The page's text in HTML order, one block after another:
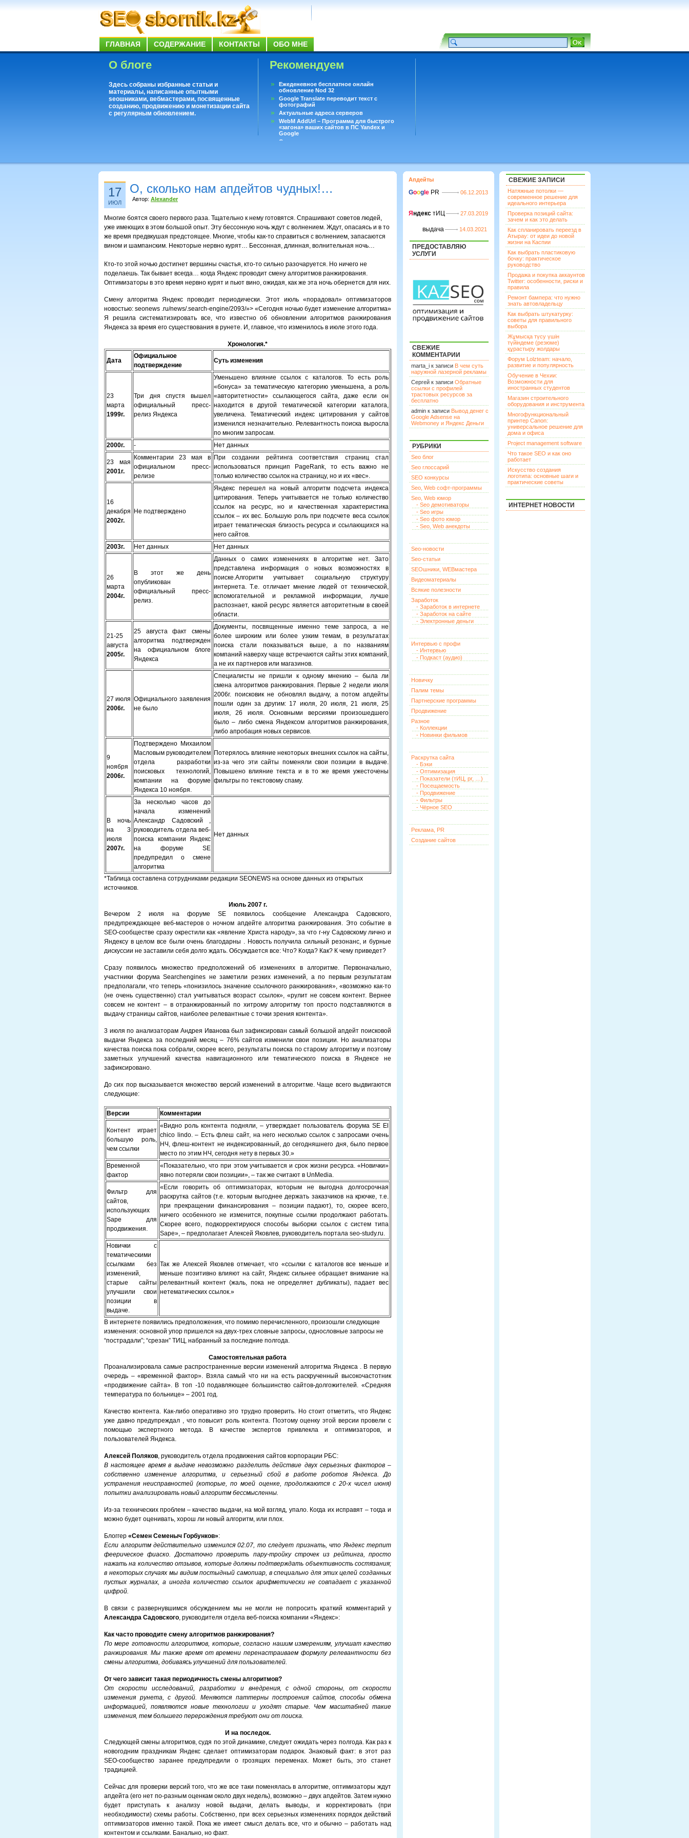
ГЛАВНАЯ СОДЕРЖАНИЕ КОНТАКТЫ ОБО МНЕ
О блоге
Здесь собраны избранные статьи и
материалы, написанные опытными
seoшниками, вебмастерами, посвященные
созданию, продвижению и монетизации сайта
с регулярным обновлением.
Рекомендуем
Ежеденевное бесплатное онлайн
обновление Nod 32
Google Translate переводит текст с
фотографий
Актуальные адреса серверов
WebM AddUrl – Программа для быстрого
«загона» ваших сайтов в ПС Yandex и
Google
Существует вопросы, на которые не может
17
ИЮЛ
О, сколько нам апдейтов чудных!…
Автор: Alexander
Многие боятся своего первого раза. Тщательно к нему готовятся. Спрашивают советов людей,
уже имеющих в этом большой опыт. Эту бессонную ночь ждут с волнением. Ждут, опасаясь и в то
же время предвкушая предстоящее. Многие, чтобы как-то справиться с волнением, запасаются
вином и шампанским. Некоторые нервно курят… Бессонная, длинная, волнительная ночь…
Кто-то этой ночью достигнет вершины счастья, кто-то сильно разочаруется. Но ничего не
поделаешь. Так бывает всегда… когда Яндекс проводит смену алгоритмов ранжирования.
Оптимизаторы в это время нервно курят и пьют вино, ожидая, как же эта ночь обернется для них.
Смену алгоритма Яндекс проводит периодически. Этот июль «порадовал» оптимизаторов
новостью: seonews .ru/news/.search-engine/2093/»> «Сегодня ночью будет изменение алгоритма»
Я решила систематизировать все, что известно об обновлении алгоритмов ранжирования
Яндекса за время его существования в рунете. И, главное, что изменилось в июле этого года.
Хронология.*
Дата
Официальное
подтверждение
Суть изменения
23
марта
1999г.
Три дня спустя вышел
официальный пресс-
релиз Яндекса
Уменьшено влияние ссылок с каталогов. То есть роль
«бонуса» за тематическую категорию уменьшена, а роль
«авторитетности» ссылающегося сайта, даже если он
находится в другой тематической категории каталога,
увеличена. Тематический индекс цитирования у сайтов
изменился незначительно. Релевантность поиска выросла
по многим запросам.
2000г.
- Нет данных
23 мая
2001г.
Комментарии 23 мая в
официальном пресс-
релизе
При создании рейтинга соответствия страниц стал
использоваться принцип PageRank, то есть важно не
только количество ссылок на страницу, но и их «вес».
16
декабря
2002г.
Не подтверждено
Яндекс перешел на новый алгоритм подсчета индекса
цитирования. Теперь учитывается не только количество
ссылок на ресурс, но и качественная характеристика
ссылок – их вес. Большую роль при подсчете веса ссылок
играет тематическая близость ресурса и ссылающихся на
него сайтов.
2003г.
Нет данных Нет данных
26
марта
2004г.
В этот же день
опубликован
официальный пресс-
релиз.
Данных о самих изменениях в алгоритме нет. Зато
представлена информация о новых возможностях в
поиске.Алгоритм учитывает социальную структуру
интернета. Т.е. отличает мнение людей от технической,
вспомогательной и рекламной информации, лучше
распознает, какой ресурс является авторитетным в своей
области.
21-25
августа
2005г.
25 августа факт смены
алгоритма подтвержден
на официальном блоге
Яндекса
Документы, посвященные именно теме запроса, а не
более широким или более узким темам, в результатах
поиска стали показываться выше, а по названиям
компаний наверху чаще встречаются сайты этих компаний,
а не их партнеров или магазинов.
27 июля
2006г.
Официального заявления
не было
Специалисты не пришли к одному мнению – была ли
смена алгоритмов ранжирования. Первые 2 недели июля
2006г. поисковик не обновлял выдачу, а потом апдейты
пошли один за другим: 17 июля, 20 июля, 21 июля, 25
июля, 26 июля. Основными версиями произошедшего
было – либо смена Яндексом алгоритмов ранжирования,
либо апробация новых сервисов.
9
ноября
2006г.
Подтверждено Михаилом
Масловым руководителем
отдела разработки
поисковых технологий,
компании на форуме
Яндекса 10 ноября.
Потерялось влияние некоторых внешних ссылок на сайты,
из-за чего эти сайты поменяли свои позиции в выдаче.
Повышено влияние текста и в то же время ужесточены
фильтры по текстовому спаму.
В ночь
на 3
июля
2007г.
За несколько часов до
начала изменений
Александр Садовский ,
руководитель отдела веб-
поиска компании Яндекс
на форуме SE
предупредил о смене
алгоритма
Нет данных
*Таблица составлена сотрудниками редакции SEONEWS на основе данных из открытых
источников.
Июль 2007 г.
Вечером 2 июля на форуме SE появилось сообщение Александра Садовского,
предупреждающее веб-мастеров о ночном апдейте алгоритма ранжирования. Это событие в
SEO-сообществе сразу окрестили как «явление Христа народу», за что г-ну Садовскому лично и
Яндексу в целом все были очень благодарны . Новость получила сильный резонанс, и бурные
дискуссии не заставили себя долго ждать. Обсуждается все: Что? Когда? Как? К чему приведет?
Сразу появилось множество предположений об изменениях в алгоритме. Первоначально,
участники форума Searchengines не заметили резких изменений, а по первым результатам
предполагали, что теперь «понизилось значение ссылочного ранжирования», «возможно как-то
(не очень существенно) стал учитываться возраст ссылок», «рулит не совсем контент. Вернее
совсем не контент – в отранжированный по хитрому алгоритму топ просто подставляются в
выдачу страницы сайтов, наиболее релевантные с точки зрения контента».
3 июля по анализаторам Андрея Иванова был зафиксирован самый большой апдейт поисковой
выдачи Яндекса за последний месяц – 76% сайтов изменили свои позиции. Но анализаторы
качества поиска пока собрали, скорее всего, результаты поиска по старому алгоритму и поэтому
заметных улучшений качества навигационного или тематического поиска в Яндексе не
зафиксировано.
До сих пор высказывается множество версий изменений в алгоритме. Чаще всего выдвигаются
следующие:
Версии Комментарии
Контент играет
большую роль,
чем ссылки
«Видно роль контента подняли, – утверждает пользователь форума SE El
chico lindo. – Есть флеш сайт, на него несколько ссылок с запросами очень
НЧ, флеш-контент не индексированный, до сегодняшнего дня, было первое
место по этим НЧ, сегодня нету в первых 30.»
Временной
фактор
«Показательно, что при этом учитывается и срок жизни ресурса. «Новички»
явно потеряли свои позиции», – так же считают в UnMedia.
Фильтр для
сайтов,
использующих
Sape для
продвижения.
«Если говорить об оптимизаторах, которым не выгодна долгосрочная
раскрутка сайтов (т.е. которым выгоднее держать заказчиков на крючке, т.е.
при прекращении финансирования – позиции падают), то, скорее всего,
ничего особенного не изменится, покупные ссылки продолжают работать.
Скорее всего, подкорректируюся способы выборки ссылок с систем типа
Sape», – предполагает Алексей Яковлев, руководитель портала seo-study.ru.
Новички с
тематическими
ссылками без
изменений,
старые сайты
улучшили свои
позиции в
выдаче.
Так же Алексей Яковлев отмечает, что «ссылки с каталогов все меньше и
меньше позитивно влияют на сайт, Яндекс сильнее обращает внимание на
релевантный контент (жаль, пока не определяет дубликаты), падает вес
нетематических ссылок.»
В интернете появились предположения, что помимо перечисленного, произошли следующие
изменения: основной упор пришелся на двух-трех словные запросы, однословные запросы не
“пострадали”; “срезан” ТИЦ, набранный за последние полгода.
Самостоятельная работа
Проанализировала самые распространенные версии изменений алгоритма Яндекса . В первую
очередь – «временной фактор». Взяла самый что ни на есть раскрученный высокочастотник
«продвижение сайта». В топ -10 подавляющее большинство сайтов-долгожителей. «Средняя
температура по больнице» – 2001 год.
Качество контента. Как-либо оперативно это трудно проверить. Но стоит отметить, что Яндекс
уже давно предупреждал , что повысит роль контента. Поэтому оценку этой версии провели с
помощью экспертного метода. В качестве экспертов привлекла и оптимизаторов, и
пользователей Яндекса.
Алексей Поляков, руководитель отдела продвижения сайтов корпорации РБС:
В настоящее время в выдаче невозможно разделить действие двух серьезных факторов –
собственно изменение алгоритма, и серьезный сбой в работе роботов Яндекса. До
устранения неисправностей (которые, по моей оценке, продолжаются с 20-х чисел июня)
попытки анализировать новый алгоритм бессмысленны.
Из-за технических проблем – качество выдачи, на мой взгляд, упало. Когда их исправят – тогда и
можно будет оценивать, хорош ли новый алгоритм, или плох.
Блоггер «Семен Семеныч Горбунков»:
Если алгоритм действительно изменился 02.07, то следует признать, что Яндекс терпит
феерическое фиаско. Достаточно проверить пару-тройку строчек из рейтинга, просто
нажать на количество отзывов, которые должны подтверждать объективность состязания;
в некоторых случаях мы видим постыдный самопиар, в специально для этих целей созданных
пустых журналах, а иногда количество ссылок арифметически не совпадает с указанной
цифрой.
В связи с развернувшимся обсуждением мы не могли не попросить краткий комментарий у
Александра Садовского, руководителя отдела веб-поиска компании «Яндекс»:
Как часто проводите смену алгоритмов ранжирования?
По мере готовности алгоритмов, которые, согласно нашим измерениям, улучшат качество
ранжирования. Мы также время от времени перенастраиваем формулу релевантности без
смены алгоритма, добиваясь улучшений для пользователей.
От чего зависит такая периодичность смены алгоритмов?
От скорости исследований, разработки и внедрения, с одной стороны, от скорости
изменения рунета, с другой. Меняются паттерны построения сайтов, способы обмена
информацией, появляются новые технологии и уходят старые. Чем масштабней такие
изменения, тем большего перерождения требуют они от поиска.
И на последок.
Следующей смены алгоритмов, судя по этой динамике, следует ожидать через полгода. Как раз к
новогодним праздникам Яндекс сделает оптимизаторам подарок. Знаковый факт: в этот раз
SEO-сообщество заранее предупредили о грозящих переменах. Может быть, это станет
традицией.
Сейчас для проверки версий того, что же все таки поменялась в алгоритме, оптимизаторы ждут
апдейта (его нет по-разным оценкам около двух недель), возможно – двух апдейтов. Затем нужно
будет приступать к анализу новой выдачи, делать выводы, и корректировать (при
необходимости) схемы работы. Собственно, при всех серьезных изменениях порядок действий
оптимизаторов именно такой. Пока же имеет смысл делать все, что и обычно – работать над
контентом и ссылками. Банально, но факт.
Апдейты
Goog le PR 06.12.2013
Я ндекс тИЦ 27.03.2019
выдача 14.03.2021
ПРЕДОСТАВЛЯЮ
УСЛУГИ
СВЕЖИЕ
КОММЕНТАРИИ
marta_i к записи В чем суть
наружной лазерной рекламы
Сергей к записи Обратные
ссылки с профилей
трастовых ресурсов за
бесплатно
admin к записи Вывод денег с
Google Adsense на
Webmoney и Яндекс Деньги
РУБРИКИ
Seo блог
Seo глоссарий
SEO конкурсы
Seo, Web софт-программы
Seo, Web юмор
- Seo демотиваторы
- Seo игры
- Seo фото юмор
- Seo, Web анекдоты
Seo-новости
Seo-статьи
SEOшники, WEBмастера
Видеоматериалы
Всякие полезности
Заработок
- Заработок в интернете
- Заработок на сайте
- Электронные деньги
Интервью с профи
- Интервью
- Подкаст (аудио)
Новичку
Палим темы
Партнерские программы
Продвижение
Разное
- Коллекции
- Новинки фильмов
Раскрутка сайта
- Бэки
- Оптимизация
- Показатели (тИЦ, pr, …)
- Посещаемость
- Продвижение
- Фильтры
- Чёрное SEO
Реклама, PR
Создание сайтов
СВЕЖИЕ ЗАПИСИ
Натяжные потолки —
современное решение для
идеального интерьера
Проверка позиций сайта:
зачем и как это делать
Как спланировать переезд в
Атырау: от идеи до новой
жизни на Каспии
Как выбрать пластиковую
бочку: практическое
руководство
Продажа и покупка аккаунтов
Twitter: особенности, риски и
правила
Ремонт бампера: что нужно
знать автовладельцу
Как выбрать штукатурку:
советы для правильного
выбора
Жұмысқа түсу үшін
түйіндеме (резюме)
құрастыру жолдары
Форум Lolzteam: начало,
развитие и популярность
Обучение в Чехии:
Возможности для
иностранных студентов
Магазин строительного
оборудования и инструмента
Многофункциональный
принтер Canon:
универсальное решение для
дома и офиса
Project management software
Что такое SEO и как оно
работает
Искусство создания
логотипа: основные шаги и
практические советы
ИНТЕРНЕТ НОВОСТИ